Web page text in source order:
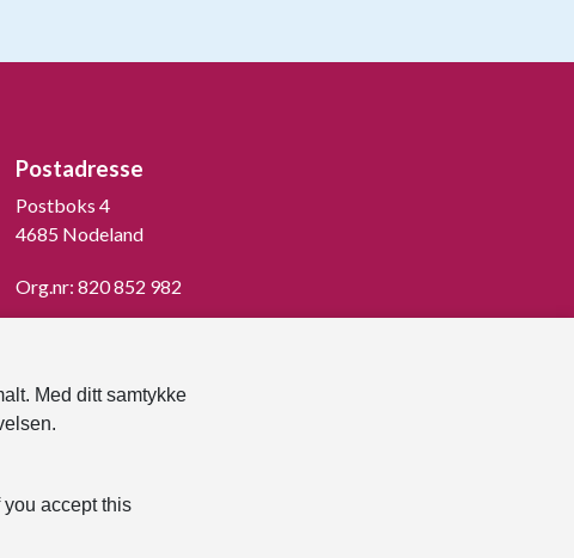
Postadresse
Postboks 4
4685 Nodeland
Org.nr: 820 852 982
Med ditt samtykke
accept this